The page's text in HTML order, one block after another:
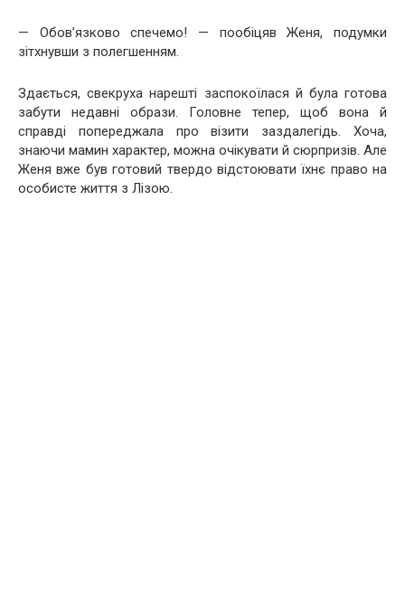
— Обов’язково спечемо! — пообіцяв Женя, подумки
зітхнувши з полегшенням.
Здається, свекруха нарешті заспокоїлася й була готова
забути недавні образи. Головне тепер, щоб вона й
справді попереджала про візити заздалегідь. Хоча,
знаючи мамин характер, можна очікувати й сюрпризів. Але
Женя вже був готовий твердо відстоювати їхнє право на
особисте життя з Лізою.